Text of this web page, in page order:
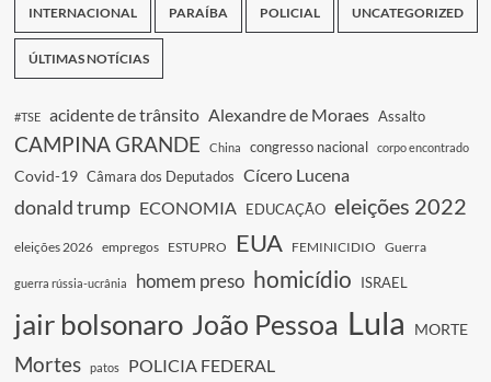
INTERNACIONAL PARAÍBA POLICIAL UNCATEGORIZED
ÚLTIMAS NOTÍCIAS
#TSE acidente de trânsito Alexandre de Moraes Assalto
CAMPINA GRANDE China congresso nacional corpo encontrado
Covid-19 Câmara dos Deputados Cícero Lucena
donald trump ECONOMIA EDUCAÇÃO eleições 2022
eleições 2026 empregos ESTUPRO EUA FEMINICIDIO Guerra
guerra rússia-ucrânia homem preso homicídio ISRAEL
jair bolsonaro João Pessoa Lula MORTE
Mortes patos POLICIA FEDERAL